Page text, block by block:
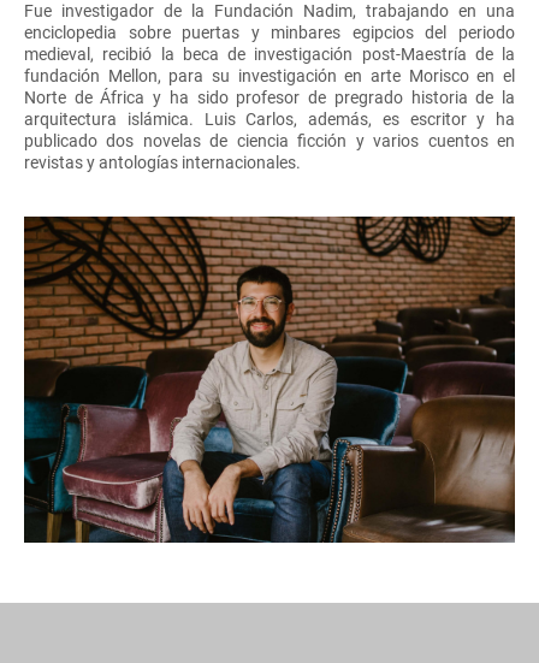
Fue investigador de la Fundación Nadim, trabajando en una
enciclopedia sobre puertas y minbares egipcios del periodo
medieval, recibió la beca de investigación post-Maestría de la
fundación Mellon, para su investigación en arte Morisco en el
Norte de África y ha sido profesor de pregrado historia de la
arquitectura islámica. Luis Carlos, además, es escritor y ha
publicado dos novelas de ciencia ficción y varios cuentos en
revistas y antologías internacionales.